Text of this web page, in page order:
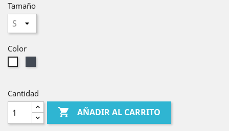
Tamaño
Color
Cantidad
 AÑADIR AL CARRITO